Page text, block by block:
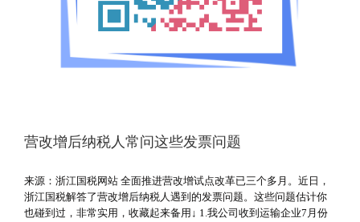
营改增后纳税人常问这些发票问题
来源：浙江国税网站 全面推进营改增试点改革已三个多月。近日，
浙江国税解答了营改增后纳税人遇到的发票问题。这些问题估计你
也碰到过，非常实用，收藏起来备用↓ 1.我公司收到运输企业7月份